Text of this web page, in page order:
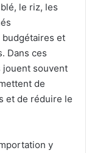
le riz, les
et
Dans ces
jouent souvent
de
et de réduire le
y